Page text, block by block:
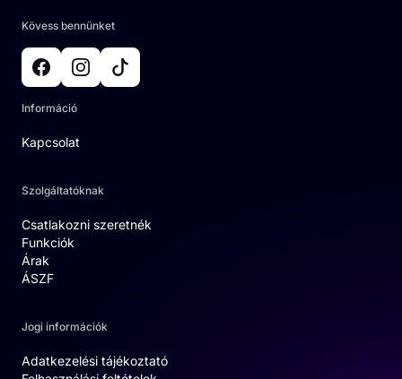
Kövess bennünket
Információ
Kapcsolat
Szolgáltatóknak
Csatlakozni szeretnék
Funkciók
Árak
ÁSZF
Jogi információk
Adatkezelési tájékoztató